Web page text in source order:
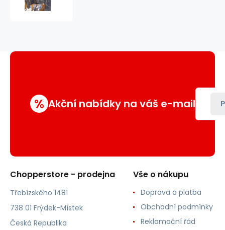
% Akční nabídky na váš e-mail
Chopperstore - prodejna
Třebízského 1481
738 01 Frýdek-Místek
Česká Republika
Vše o nákupu
Doprava a platba
Obchodní podmínky
Reklamační řád